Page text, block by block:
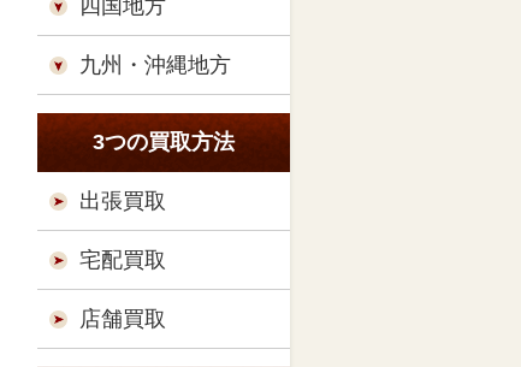
四国地方
九州・沖縄地方
3つの買取方法
出張買取
宅配買取
店舗買取